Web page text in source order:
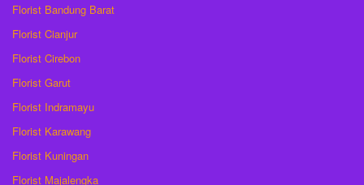
Florist Bandung Barat
Florist Cianjur
Florist Cirebon
Florist Garut
Florist Indramayu
Florist Karawang
Florist Kuningan
Florist Majalengka